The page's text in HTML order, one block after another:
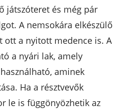
játszóteret és még pár
A nemsokára elkészülő
ott a nyitott medence is. A
a nyári lak, amely
aminek
Ha a résztvevők
le is függönyözhetik az